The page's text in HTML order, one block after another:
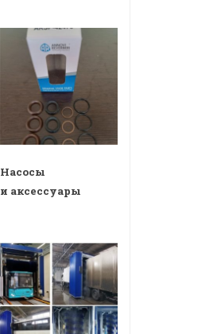
Насосы
и аксессуары